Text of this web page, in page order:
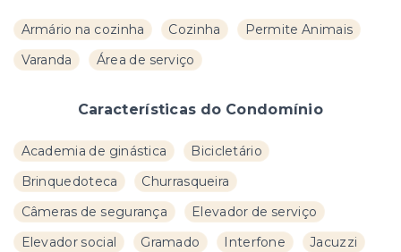
Armário na cozinha Cozinha
Permite Animais
Varanda
Área de serviço
Características do Condomínio
Academia de ginástica
Bicicletário
Brinquedoteca
Churrasqueira
Câmeras de segurança
Elevador de serviço
Elevador social
Gramado Interfone
Jacuzzi